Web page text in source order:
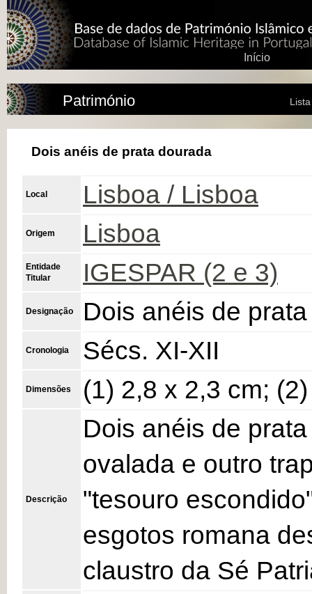
Início
Património
Dois anéis de prata dourada
Local Lisboa / Lisboa
Origem Lisboa
Entidade
Titular
IGESPAR (2 e 3)
Designação Dois anéis de
Cronologia Sécs. XI-XII
Dimensões (1) 2,8 x 2,3 cm;
Descrição
Dois anéis de
ovalada e outro
"tesouro
esgotos romana
claustro da Sé